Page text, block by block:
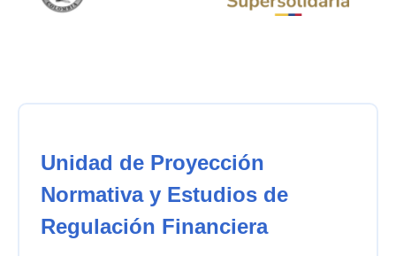
Unidad de Proyección
Normativa y Estudios de
Regulación Financiera